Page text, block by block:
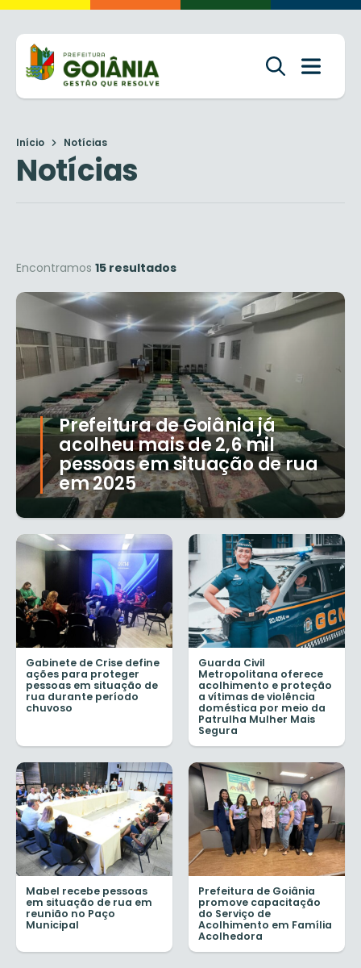
Início Notícias
Notícias
Encontramos 15 resultados
Prefeitura de Goiânia já
acolheu mais de 2,6 mil
pessoas em situação de rua
em 2025
Gabinete de Crise define
ações para proteger
pessoas em situação de
rua durante período
chuvoso
Guarda Civil
Metropolitana oferece
acolhimento e proteção
a vítimas de violência
doméstica por meio da
Patrulha Mulher Mais
Segura
Mabel recebe pessoas
em situação de rua em
reunião no Paço
Municipal
Prefeitura de Goiânia
promove capacitação
do Serviço de
Acolhimento em Família
Acolhedora